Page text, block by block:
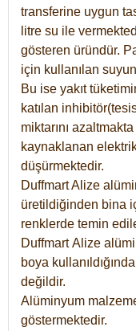
transferine uygun
litre su ile
gösteren üründür.
için kullanılan
Bu ise yakıt
katılan
miktarını
kaynaklanan
düşürmektedir.
Duffmart Alize
üretildiğinden bina
renklerde temin
DuffmartAlize
boya
değildir.
Alüminyum
göstermektedir.